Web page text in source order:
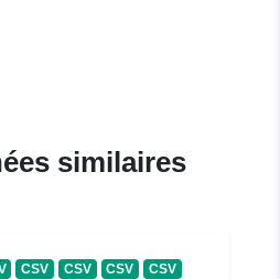
similaires
CSV CSV CSV
CSV